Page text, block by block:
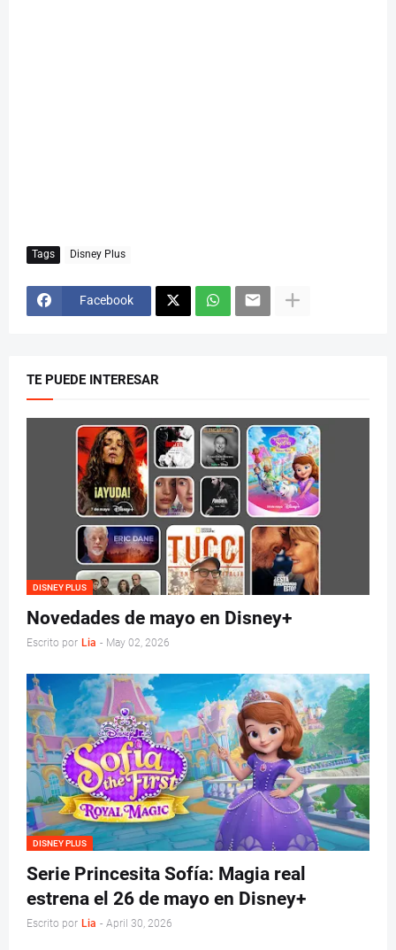
Tags Disney Plus
Facebook
TE PUEDE INTERESAR
DISNEY PLUS
Novedades de mayo en Disney+
Escrito por Lia - May 02, 2026
DISNEY PLUS
Serie Princesita Sofía: Magia real
estrena el 26 de mayo en Disney+
Escrito por Lia - April 30, 2026